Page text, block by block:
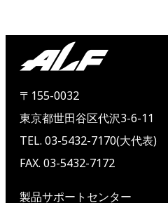
〒155-0032
東京都世田谷区代沢3-6-11
TEL. 03-5432-7170(大代表)
FAX. 03-5432-7172
製品サポートセンター